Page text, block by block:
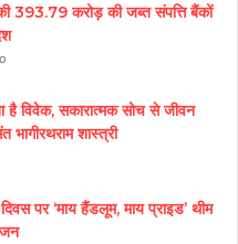
393.79 करोड़ की जब्त संपत्ति बैंकों
है विवेक, सकारात्मक सोच से जीवन
शास्त्री
पर ‘माय हैंडलूम, माय प्राइड’ थीम